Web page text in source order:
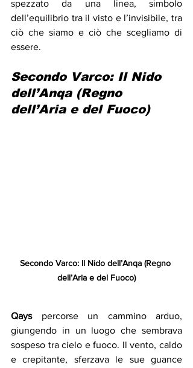
spezzato da una linea, simbolo
dell’equilibrio tra il visto e l’invisibile, tra
ciò che siamo e ciò che scegliamo di
essere.
Secondo Varco: Il Nido
dell’Anqa (Regno
dell’Aria e del Fuoco)
Secondo Varco: Il Nido dell’Anqa (Regno
dell’Aria e del Fuoco)
Qays percorse un cammino arduo,
giungendo in un luogo che sembrava
sospeso tra cielo e fuoco. Il vento, caldo
e crepitante, sferzava le sue guance